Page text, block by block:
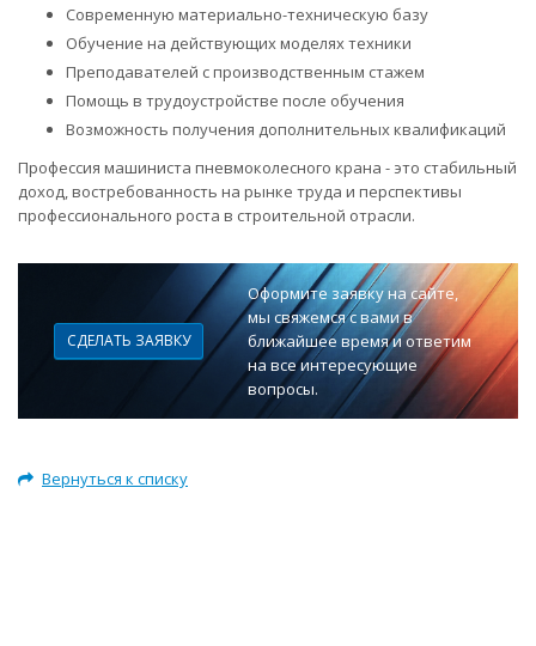
Современную материально-техническую базу
Обучение на действующих моделях техники
Преподавателей с производственным стажем
Помощь в трудоустройстве после обучения
Возможность получения дополнительных квалификаций
Профессия машиниста пневмоколесного крана - это стабильный
доход, востребованность на рынке труда и перспективы
профессионального роста в строительной отрасли.
СДЕЛАТЬ ЗАЯВКУ
Оформите заявку на сайте,
мы свяжемся с вами в
ближайшее время и ответим
на все интересующие
вопросы.
Вернуться к списку